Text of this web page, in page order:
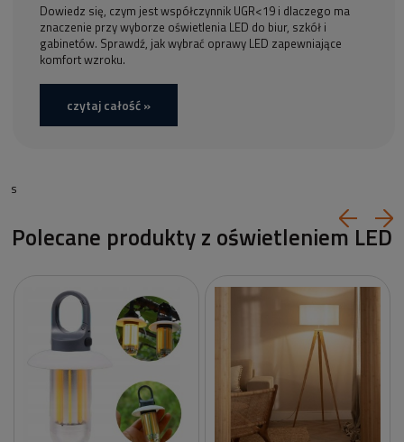
Dowiedz się, czym jest współczynnik UGR<19 i dlaczego ma
znaczenie przy wyborze oświetlenia LED do biur, szkół i
gabinetów. Sprawdź, jak wybrać oprawy LED zapewniające
komfort wzroku.
czytaj całość »
s
Polecane produkty z oświetleniem LED